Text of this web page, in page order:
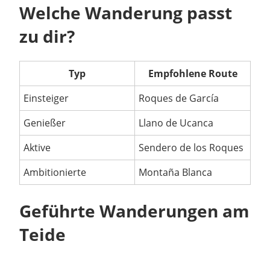
Welche Wanderung passt
zu dir?
Typ
Empfohlene Route
Einsteiger
Roques de García
Genießer
Llano de Ucanca
Aktive
Sendero de los Roques
Ambitionierte
Montaña Blanca
Geführte Wanderungen am
Teide